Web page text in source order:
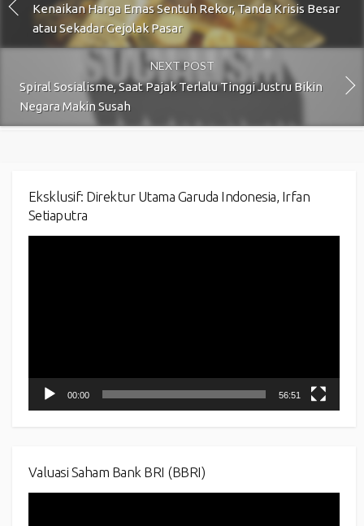
Kenaikan Harga Emas Sentuh Rekor, Tanda Krisis Besar
atau Sekadar Gejolak Pasar
NEXT POST
Spiral Sosialisme, Saat Pajak Terlalu Tinggi Justru Bikin
Negara Makin Susah
Eksklusif: Direktur Utama Garuda Indonesia, Irfan
Setiaputra
00:00 56:51
Valuasi Saham Bank BRI (BBRI)